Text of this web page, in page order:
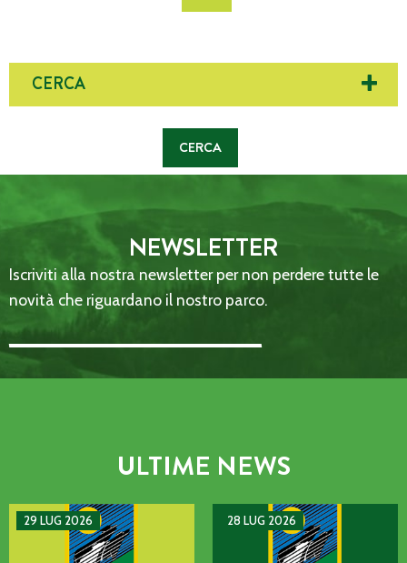
CERCA
NEWSLETTER
Iscriviti alla nostra newsletter per non perdere tutte le
novità che riguardano il nostro parco.
Email Address::: (required)
ULTIME NEWS
29 LUG 2026
AVVISO DI GUASTO SULLA LINEA TELEFONICA DELL’ENTE
28 LUG 2026
MANIFESTAZIONE DI